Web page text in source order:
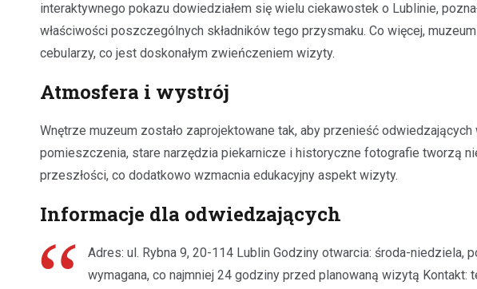
interaktywnego pokazu dowiedziałem się wielu ciekawostek o Lublinie,
właściwości poszczególnych składników tego przysmaku. Co więcej,
cebularzy, co jest doskonałym zwieńczeniem wizyty.
Atmosfera i wystrój
Wnętrze muzeum zostało zaprojektowane tak, aby przenieść
pomieszczenia, stare narzędzia piekarnicze i historyczne fotografie tworzą
przeszłości, co dodatkowo wzmacnia edukacyjny aspekt wizyty.
Informacje dla odwiedzających
Adres: ul. Rybna 9, 20-114 Lublin Godziny otwarcia: środa-niedziela,
wymagana, co najmniej 24 godziny przed planowaną wizytą Kontakt: